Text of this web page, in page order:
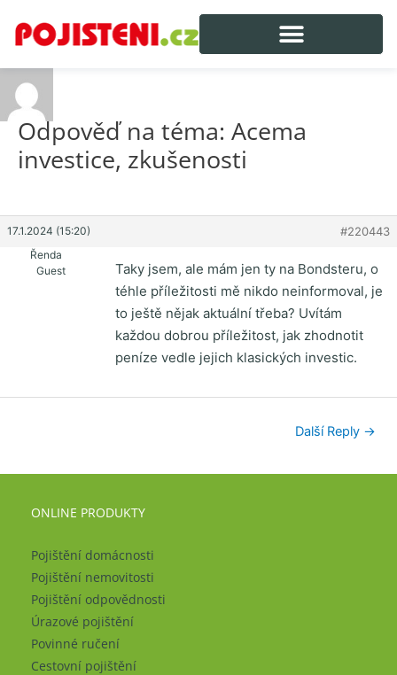
Odpověď na téma: Acema
investice, zkušenosti
17.1.2024 (15:20) #220443
Řenda
Guest
Taky jsem, ale mám jen ty na Bondsteru, o
téhle příležitosti mě nikdo neinformoval, je
to ještě nějak aktuální třeba? Uvítám
každou dobrou příležitost, jak zhodnotit
peníze vedle jejich klasických investic.
Další Reply →
ONLINE PRODUKTY
Pojištění domácnosti
Pojištění nemovitosti
Pojištění odpovědnosti
Úrazové pojištění
Povinné ručení
Cestovní pojištění